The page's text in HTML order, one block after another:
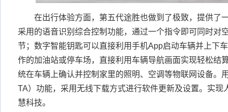
在出行体验方面，第五代途胜也做到了极致，提供了
采用的语音识别综合控制功能，通过一个指令即可同时对
节；数字智能钥匙可以直接利用手机App启动车辆并上下
作的加油站或停车场，直接利用车辆导航画面实现轻松结
统在车辆上确认并控制家里的照明、空调等物联网设备。
TA）功能，采用无线下载方式进行软件更新及设置。实现
慧科技。